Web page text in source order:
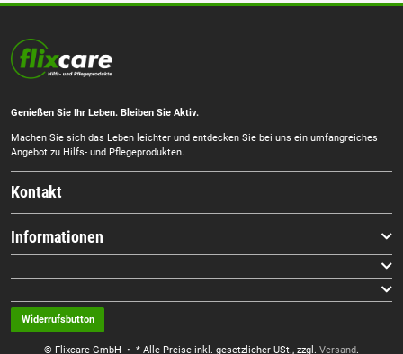
Genießen Sie Ihr Leben. Bleiben Sie Aktiv.
Machen Sie sich das Leben leichter und entdecken Sie bei uns ein umfangreiches
Angebot zu Hilfs- und Pflegeprodukten.
Kontakt
Informationen
Widerrufsbutton
© Flixcare GmbH • * Alle Preise inkl. gesetzlicher USt., zzgl. Versand.